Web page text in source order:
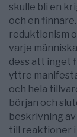
skulle bli en
och en
reduktionism
varje
dess att inget
yttre
och hela
början och
beskrivning
till reaktioner i